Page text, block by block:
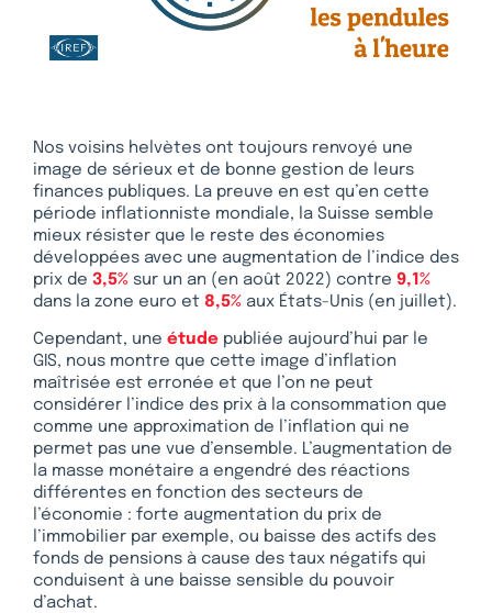
Nos voisins helvètes ont toujours renvoyé une
image de sérieux et de bonne gestion de leurs
finances publiques. La preuve en est qu’en cette
période inflationniste mondiale, la Suisse semble
mieux résister que le reste des économies
développées avec une augmentation de l’indice des
prix de 3,5% sur un an (en août 2022) contre 9,1%
dans la zone euro et 8,5% aux États-Unis (en juillet).
Cependant, une étude publiée aujourd’hui par le
GIS, nous montre que cette image d’inflation
maîtrisée est erronée et que l’on ne peut
considérer l’indice des prix à la consommation que
comme une approximation de l’inflation qui ne
permet pas une vue d’ensemble. L’augmentation de
la masse monétaire a engendré des réactions
différentes en fonction des secteurs de
l’économie : forte augmentation du prix de
l’immobilier par exemple, ou baisse des actifs des
fonds de pensions à cause des taux négatifs qui
conduisent à une baisse sensible du pouvoir
d’achat.